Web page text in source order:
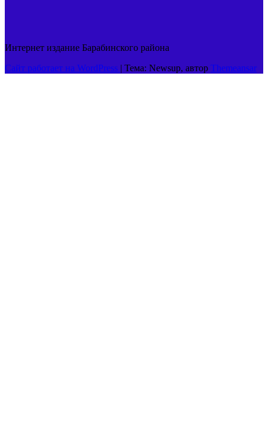
Интернет издание Барабинского района
Сайт работает на WordPress | Тема: Newsup, автор Themeansar